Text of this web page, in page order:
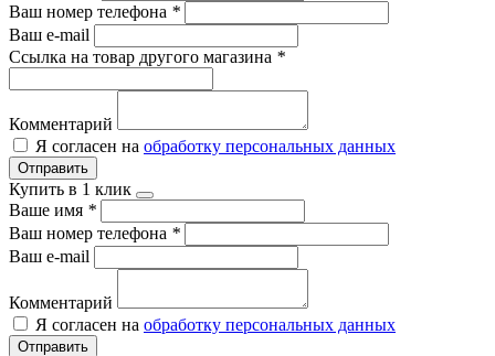
Ваш номер телефона *
Ваш e-mail
Ссылка на товар другого магазина *
Комментарий
Я согласен на обработку персональных данных
Отправить
Купить в 1 клик
Ваше имя *
Ваш номер телефона *
Ваш e-mail
Комментарий
Я согласен на обработку персональных данных
Отправить